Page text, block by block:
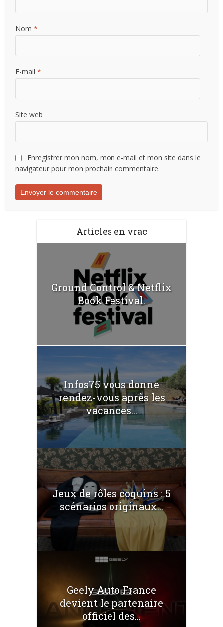
Nom*
E-mail*
Site web
Enregistrer mon nom, mon e-mail et mon site dans le
navigateur pour mon prochain commentaire.
Articles en vrac
Ground Control & Netflix
Book Festival.
Infos75 vous donne
rendez-vous après les
vacances...
Jeux de rôles coquins : 5
scénarios originaux...
Geely Auto France
devient le partenaire
officiel des...